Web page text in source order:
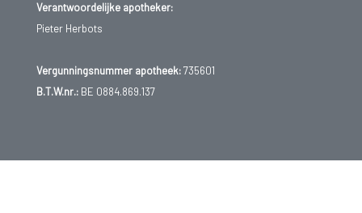
Verantwoordelijke apotheker:
Pieter Herbots
Vergunningsnummer apotheek:735601
B.T.W.nr.:BE 0884.869.137